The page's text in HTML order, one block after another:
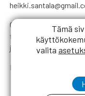
Osallistumismaksun
tilille OmaSp FI49
ja iltajuhla.
Katso
Tämä
valita